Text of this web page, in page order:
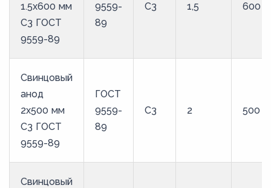
1.5x600 мм
С3 ГОСТ
9559-89
9559-
89
С3 1,5 600
Свинцовый
анод
2x500 мм
С3 ГОСТ
9559-89
ГОСТ
9559-
89
С3 2 500
Свинцовый